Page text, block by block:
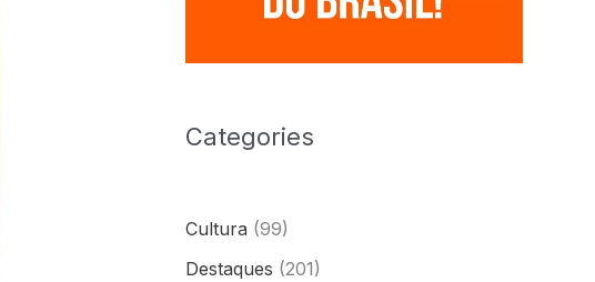
Categories
Cultura (99)
Destaques (201)